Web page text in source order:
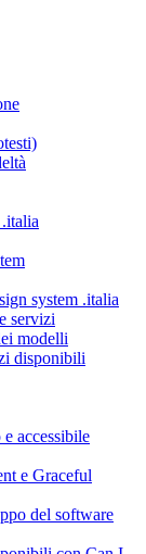
system .italia
servizi
modelli
disponibili
accessibile
e Graceful
del software